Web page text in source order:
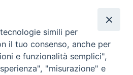
DI ALBANO
- Fax.: 06.9323844
simili per
il tuo consenso, anche per
e funzionalità semplici",
"misurazione" e